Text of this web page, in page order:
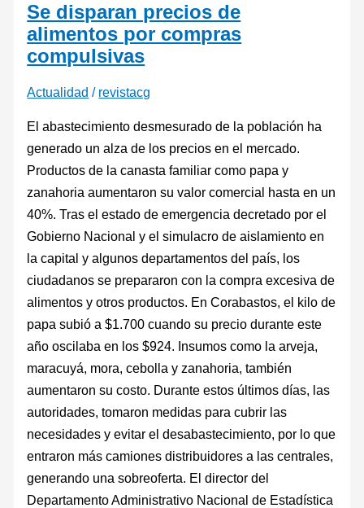
Se disparan precios de
alimentos por compras
compulsivas
Actualidad / revistacg
El abastecimiento desmesurado de la población ha
generado un alza de los precios en el mercado.
Productos de la canasta familiar como papa y
zanahoria aumentaron su valor comercial hasta en un
40%. Tras el estado de emergencia decretado por el
Gobierno Nacional y el simulacro de aislamiento en
la capital y algunos departamentos del país, los
ciudadanos se prepararon con la compra excesiva de
alimentos y otros productos. En Corabastos, el kilo de
papa subió a $1.700 cuando su precio durante este
año oscilaba en los $924. Insumos como la arveja,
maracuyá, mora, cebolla y zanahoria, también
aumentaron su costo. Durante estos últimos días, las
autoridades, tomaron medidas para cubrir las
necesidades y evitar el desabastecimiento, por lo que
entraron más camiones distribuidores a las centrales,
generando una sobreoferta. El director del
Departamento Administrativo Nacional de Estadística